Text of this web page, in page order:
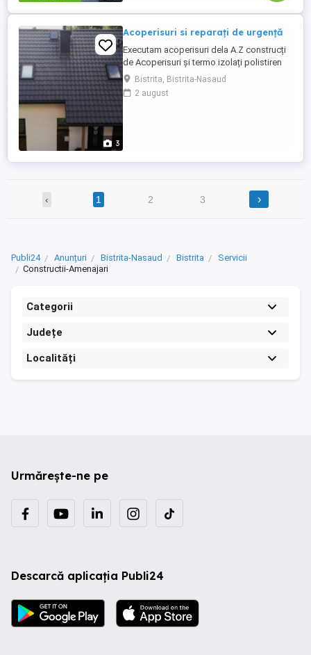
3
Acoperisuri si reparați de urgență
Executam acoperisuri dela A.Z construcți
de Acoperisuri și termo izolați polistiren
Vată decorativ .Tencuieli Lavabile.etc...
Sisteme complete dulgherie_Reparații de
urgență Mansardari Terase foișoare
Bistrita, Bistrita-Nasaud
2 august
‹ 1 2 3 ›
Publi24 Anunțuri Bistrita-Nasaud Bistrita
Servicii
Constructii-Amenajari
Categorii
Județe
Localități
Urmărește-ne pe
Descarcă aplicația Publi24